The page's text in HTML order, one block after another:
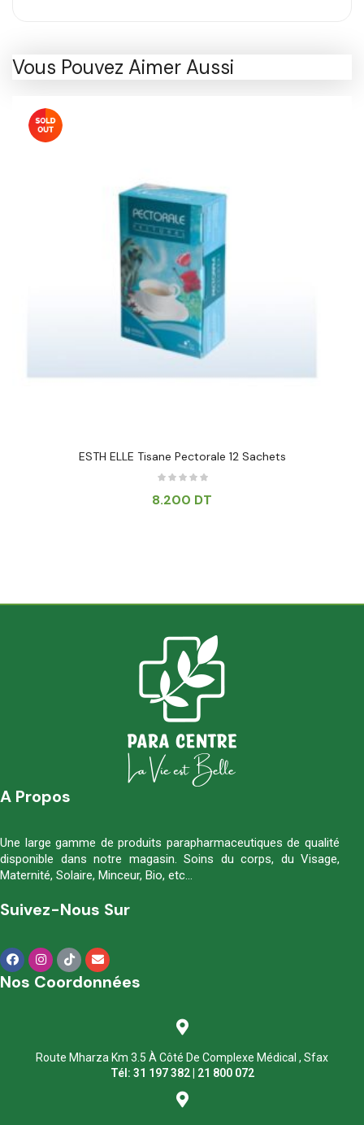
Vous Pouvez Aimer Aussi
ESTH ELLE Tisane Pectorale 12 Sachets
8.200 DT
A Propos
Une large gamme de produits parapharmaceutiques de qualité
disponible dans notre magasin. Soins du corps, du Visage,
Maternité, Solaire, Minceur, Bio, etc…
Suivez-Nous Sur
Nos Coordonnées
Route Mharza Km 3.5 À Côté De Complexe Médical , Sfax
Tél: 31 197 382 | 21 800 072